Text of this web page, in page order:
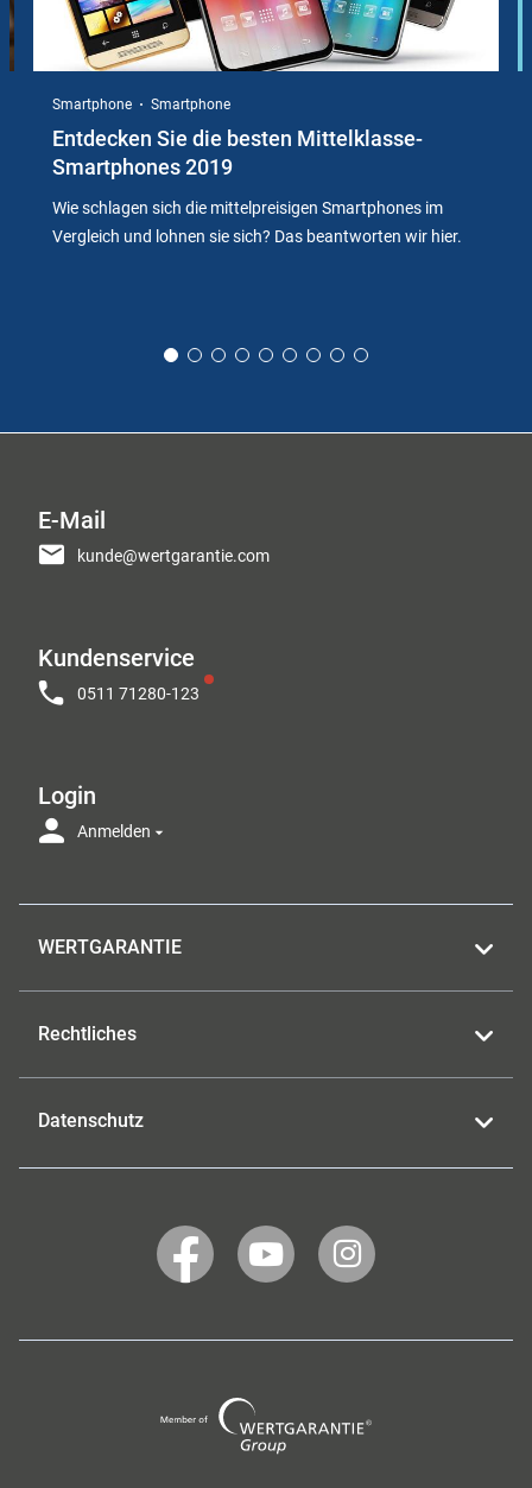
Smartphone Smartphone
Entdecken Sie die besten Mittelklasse-
Smartphones 2019
Wie schlagen sich die mittelpreisigen Smartphones im
Vergleich und lohnen sie sich? Das beantworten wir hier.
E-Mail
kunde@wertgarantie.com
Kundenservice
0511 71280-123
Login
Anmelden
WERTGARANTIE
Rechtliches
Datenschutz
WERTGARANTIE
auf
WERTGARANTIE
auf
WERTGARANTIE
auf
Group